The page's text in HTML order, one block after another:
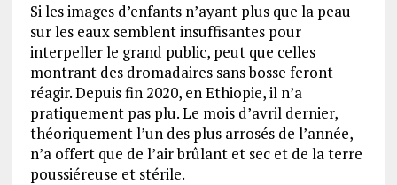
Si les images d’enfants n’ayant plus que la peau
sur les eaux semblent insuffisantes pour
interpeller le grand public, peut que celles
montrant des dromadaires sans bosse feront
réagir. Depuis fin 2020, en Ethiopie, il n’a
pratiquement pas plu. Le mois d’avril dernier,
théoriquement l’un des plus arrosés de l’année,
n’a offert que de l’air brûlant et sec et de la terre
poussiéreuse et stérile.